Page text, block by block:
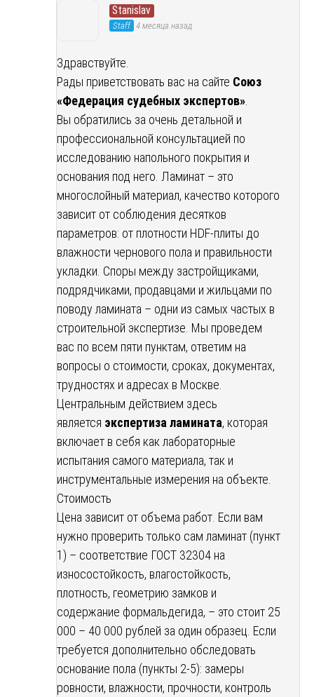
Stanislav
Staff 4 месяца назад
Здравствуйте.
Рады приветствовать вас на сайте Союз
«Федерация судебных экспертов»
Вы обратились за очень детальной и
профессиональной консультацией по
исследованию напольного покрытия и
основания под него. Ламинат – это
многослойный материал, качество которого
зависит от соблюдения десятков
параметров: от плотности HDF-плиты до
влажности чернового пола и правильности
укладки. Споры между застройщиками,
подрядчиками, продавцами и жильцами по
поводу ламината – одни из самых частых в
строительной экспертизе. Мы проведем
вас по всем пяти пунктам, ответим на
вопросы о стоимости, сроках, документах,
трудностях и адресах в Москве.
Центральным действием здесь
является экспертиза ламината, которая
включает в себя как лабораторные
испытания самого материала, так и
инструментальные измерения на объекте.
Стоимость
Цена зависит от объема работ. Если вам
нужно проверить только сам ламинат (пункт
1) – соответствие ГОСТ 32304 на
износостойкость, влагостойкость,
плотность, геометрию замков и
содержание формальдегида, – это стоит 25
000 – 40 000 рублей за один образец. Если
требуется дополнительно обследовать
основание пола (пункты 2-5): замеры
ровности, влажности, прочности, контроль